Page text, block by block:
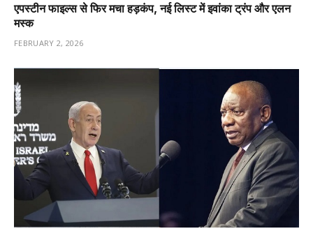
एपस्टीन फाइल्स से फिर मचा हड़कंप, नई लिस्ट में इवांका ट्रंप और एलन
मस्क
FEBRUARY 2, 2026